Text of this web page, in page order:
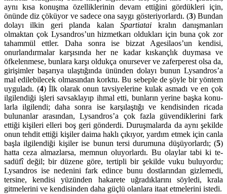
aynı kısa konuşma özelliklerinin devam ettiğini gör­dükleri için,
önünde diz çöküyor ve sadece ona saygı gösteriyor­lardı. (3) Bun­dan
dolayı ilkin geri planda kalanSpar­tiatai kralın danış­manları
olmaktan çok Lysan­dros’un hizmetkarı oldukları için buna çok zor
tahammül ettler. Daha sonra ise bizzat Agesi­laos’un kendisi,
onurlan­dırma­lar kar­şısında her ne kadar kıs­kançlık duy­masa ve
öfkelen­mese, bunlara karşı oldukça onurse­ver ve zaferperest olsa da,
giri­şimler başarıya ulaştığında ününden dolayı bunun Lysandros’a
mal edilebilecek olmasından korktu. Bu sebeple de şöyle bir yöntem
uyguladı. (4) İlk olarak onun tavsiye­lerine kulak asmadı ve en çok
ilgilendiği işleri savsakla­yıp ihmal etti, bunların yerine başka konu­
larla ilgilendi; daha sonra ise karşı­laştığı ve kendisinden ricada
bulunanlar arasından, Lysandros’a çok fazla güvendiklerini fark
ettiği kişileri elleri boş geri gön­derdi. Duruş­malarda da aynı şekilde
onun tehdit ettiği kişiler da­ima haklı çıkıyor, yardım etmek için canla
başla ilgilendiği kişiler ise bunun tersi duru­muna düşü­yor­lardı; (5)
hatta ceza almazlarsa, memnun oluyorlardı. Bu olaylar tabi ki te­
sadüfî değil; bir düzene göre, tertipli bir şekilde vuku bu­lu­yordu;
Lysandros ise nedenini fark edince bunu dostlarından giz­lemedi,
tersine, kendisi yüzünden hakarete uğradıklarını söyle­di, krala
gitmelerini ve kendisinden daha güçlü olanlara itaat etmelerini istedi.